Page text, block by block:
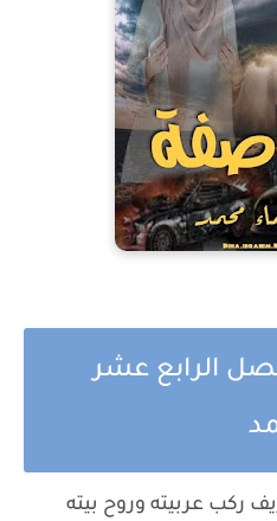
الرابع عشر
ركب عربيته وروح بيته